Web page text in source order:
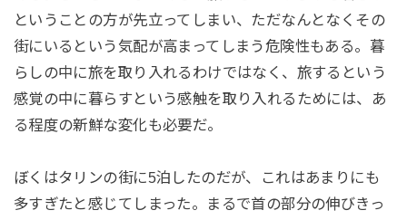
ということの方が先立ってしまい、ただなんとなくその
街にいるという気配が高まってしまう危険性もある。暮
らしの中に旅を取り入れるわけではなく、旅するという
感覚の中に暮らすという感触を取り入れるためには、あ
る程度の新鮮な変化も必要だ。
ぼくはタリンの街に5泊したのだが、これはあまりにも
多すぎたと感じてしまった。まるで首の部分の伸びきっ